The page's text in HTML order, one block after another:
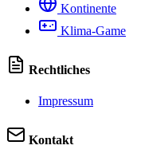
Kontinente
Klima-Game
Rechtliches
Impressum
Kontakt